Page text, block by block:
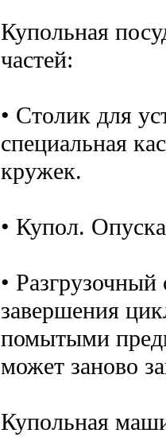
Купольная
частей:
• Столик для
специальная
кружек.
• Купол.
•
завершения
помытыми
может заново
Купольная